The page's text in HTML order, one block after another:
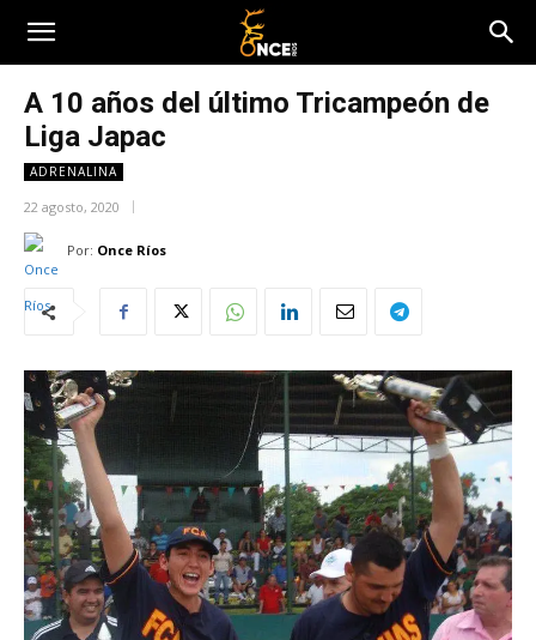
A 10 años del último Tricampeón de
Liga Japac
ADRENALINA
22 agosto, 2020
Por: Once Ríos